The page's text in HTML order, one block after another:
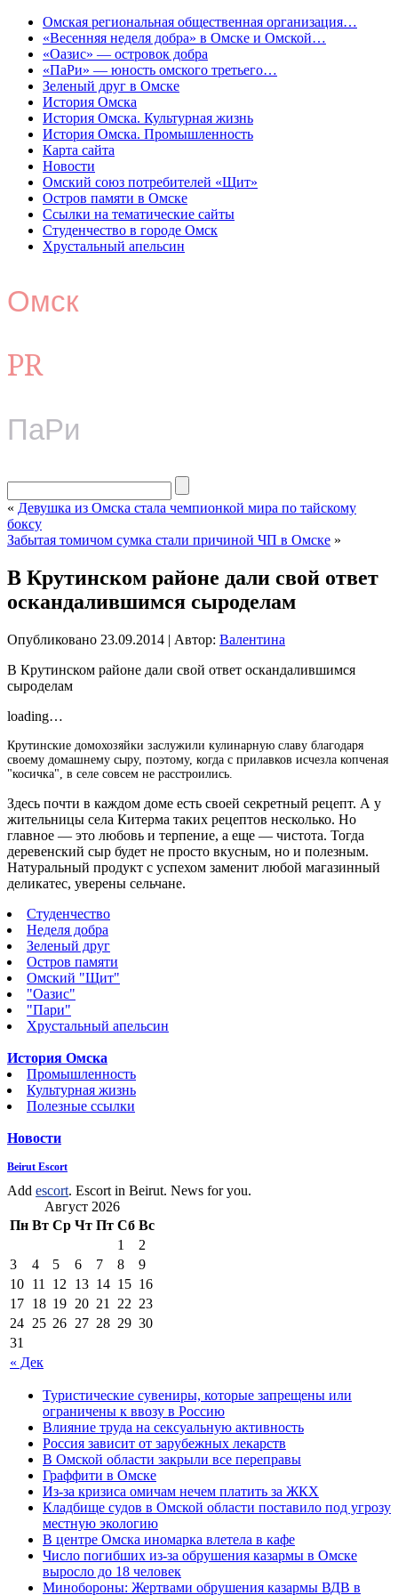
Омская региональная общественная организация…
«Весенняя неделя добра» в Омске и Омской…
«Оазис» — островок добра
«ПаРи» — юность омского третьего…
Зеленый друг в Омске
История Омска
История Омска. Культурная жизнь
История Омска. Промышленность
Карта сайта
Новости
Омский союз потребителей «Щит»
Остров памяти в Омске
Ссылки на тематические сайты
Студенчество в городе Омск
Хрустальный апельсин
Омск
PR
ПаРи
« Девушка из Омска стала чемпионкой мира по тайскому
боксу
Забытая томичом сумка стали причиной ЧП в Омске »
В Крутинском районе дали свой ответ
оскандалившимся сыроделам
Опубликовано 23.09.2014 | Автор: Валентина
В Крутинском районе дали свой ответ оскандалившимся
сыроделам
loading…
Крутинские домохозяйки заслужили кулинарную славу благодаря
своему домашнему сыру, поэтому, когда с прилавков исчезла копченая
"косичка", в селе совсем не расстроились.
Здесь почти в каждом доме есть своей секретный рецепт. А у
жительницы села Китерма таких рецептов несколько. Но
главное — это любовь и терпение, а еще — чистота. Тогда
деревенский сыр будет не просто вкусным, но и полезным.
Натуральный продукт с успехом заменит любой магазинный
деликатес, уверены сельчане.
Студенчество
Неделя добра
Зеленый друг
Остров памяти
Омский "Щит"
"Оазис"
"Пари"
Хрустальный апельсин
История Омска
Промышленность
Культурная жизнь
Полезные ссылки
Новости
Beirut Escort
Add escort. Escort in Beirut. News for you.
Август 2026
Пн Вт Ср Чт Пт Сб Вс
« Дек
1
2
3
4 5 6 7 8
9
10 11 12 13 14 15 16
17 18 19 20 21 22 23
24 25 26 27 28 29 30
31
Туристические сувениры, которые запрещены или
ограничены к ввозу в Россию
Влияние труда на сексуальную активность
Россия зависит от зарубежных лекарств
В Омской области закрыли все переправы
Граффити в Омске
Из-за кризиса омичам нечем платить за ЖКХ
Кладбище судов в Омской области поставило под угрозу
местную экологию
В центре Омска иномарка влетела в кафе
Число погибших из-за обрушения казармы в Омске
выросло до 18 человек
Минобороны: Жертвами обрушения казармы ВДВ в